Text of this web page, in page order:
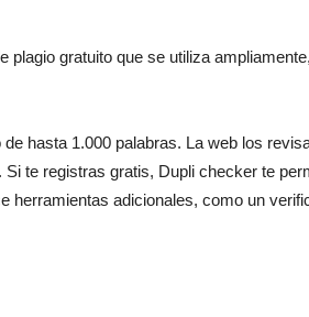
plagio gratuito que se utiliza
hasta 1.000 palabras. La web los
Si te registras gratis, Dupli checker te
herramientas adicionales, como un